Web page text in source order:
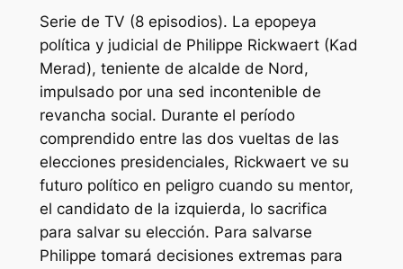
Serie de TV (8 episodios). La epopeya
política y judicial de Philippe Rickwaert (Kad
Merad), teniente de alcalde de Nord,
impulsado por una sed incontenible de
revancha social. Durante el período
comprendido entre las dos vueltas de las
elecciones presidenciales, Rickwaert ve su
futuro político en peligro cuando su mentor,
el candidato de la izquierda, lo sacrifica
para salvar su elección. Para salvarse
Philippe tomará decisiones extremas para